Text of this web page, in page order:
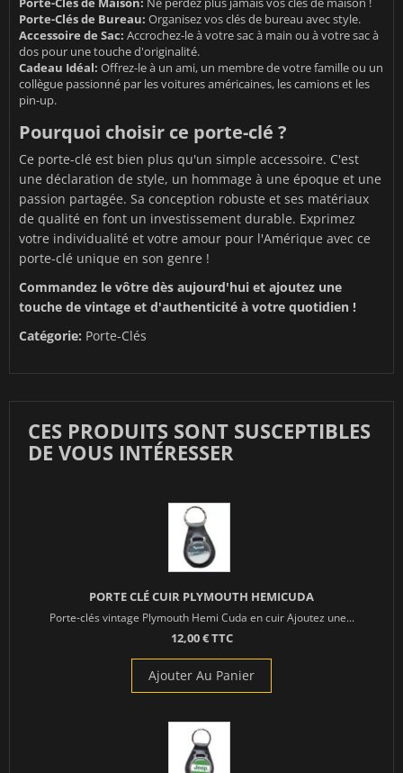
Porte-Clés de Bureau: Organisez vos clés de bureau avec style.
Accessoire de Sac: Accrochez-le à votre sac à main ou à votre sac à
dos pour une touche d'originalité.
Cadeau Idéal: Offrez-le à un ami, un membre de votre famille ou un
collègue passionné par les voitures américaines, les camions et les
pin-up.
Pourquoi choisir ce porte-clé ?
Ce porte-clé est bien plus qu'un simple accessoire. C'est
une déclaration de style, un hommage à une époque et une
passion partagée. Sa conception robuste et ses matériaux
de qualité en font un investissement durable. Exprimez
votre individualité et votre amour pour l'Amérique avec ce
porte-clé unique en son genre !
Commandez le vôtre dès aujourd'hui et ajoutez une
touche de vintage et d'authenticité à votre quotidien !
Catégorie: Porte-Clés
CES PRODUITS SONT SUSCEPTIBLES
DE VOUS INTÉRESSER
PORTE CLÉ CUIR PLYMOUTH HEMICUDA
Porte-clés vintage Plymouth Hemi Cuda en cuir Ajoutez une...
12,00 € TTC
Ajouter Au Panier